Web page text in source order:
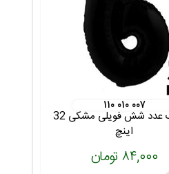
۱۱۰ ۰۱۰ ۰۰۷
بادکنک عدد شش فویلی مشکی 32
اینچ
۸۴,۰۰۰ تومان